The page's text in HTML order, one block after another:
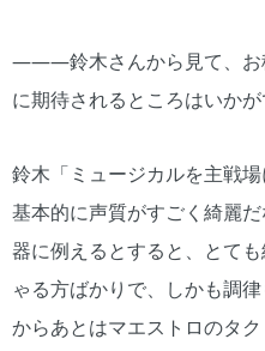
―――鈴木さんから見て、お
に期待されるところはいかが
鈴木「ミュージカルを主戦場
基本的に声質がすごく綺麗
器に例えるとすると、とて
ゃる方ばかりで、しかも調
からあとはマエストロのタク